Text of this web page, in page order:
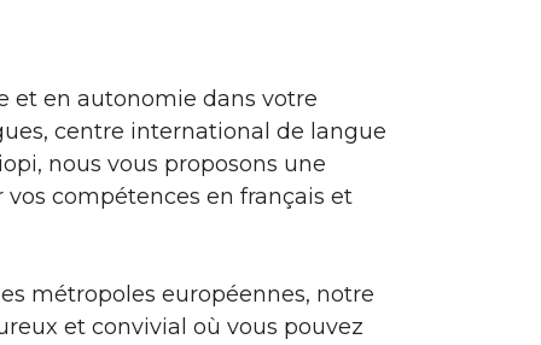
et en autonomie dans votre
centre international de langue
nous vous proposons une
compétences en français et
métropoles européennes, notre
et convivial où vous pouvez